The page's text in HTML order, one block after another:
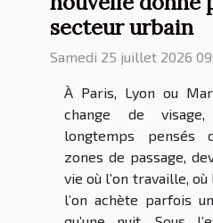
secteur urbain
Samedi 25 juillet 2026
À Paris, Lyon ou
change de
longtemps pensés
zones de passage,
vie où l’on travaille,
l’on achète parfois